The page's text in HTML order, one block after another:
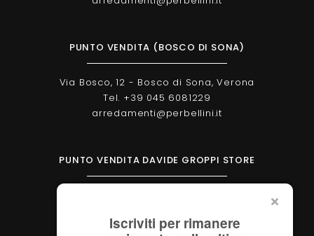
PUNTO VENDITA (BOSCO DI SONA)
Via Bosco, 12 - Bosco di Sona, Verona
Tel. +39 045 6081229
arredamenti@perbellini.it
PUNTO VENDITA DAVIDE GROPPI STORE
verona@davidegroppi.store
Iscriviti per rimanere